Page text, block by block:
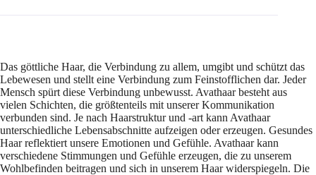
Das göttliche Haar, die Verbindung zu allem, umgibt und schützt das
Lebewesen und stellt eine Verbindung zum Feinstofflichen dar. Jeder
Mensch spürt diese Verbindung unbewusst. Avathaar besteht aus
vielen Schichten, die größtenteils mit unserer Kommunikation
verbunden sind. Je nach Haarstruktur und -art kann Avathaar
unterschiedliche Lebensabschnitte aufzeigen oder erzeugen. Gesundes
Haar reflektiert unsere Emotionen und Gefühle. Avathaar kann
verschiedene Stimmungen und Gefühle erzeugen, die zu unserem
Wohlbefinden beitragen und sich in unserem Haar widerspiegeln. Die